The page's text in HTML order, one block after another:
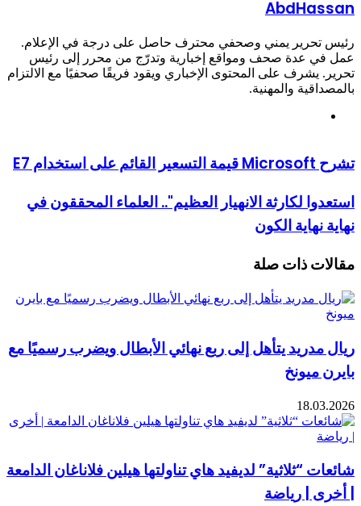
يمني وصحفي محترف حاصل على درجة في الإعلام.
عدة صحف ومواقع إخبارية وتدرّج من محرر إلى رئيس
على المحتوى الإخباري ويقود فريقًا صحفيًا مع الالتزام
والمهنية.
لكارثة الانهيار العظيم".. العلماء المحققون في
الكون
ذات صلة
يتأهل إلى ربع نهائي الأبطال ويضرب رسميًا مع
“ثلاثية” لديفيد هاي تناولتها هيلين فلاناغان الدامعة
| رياضة